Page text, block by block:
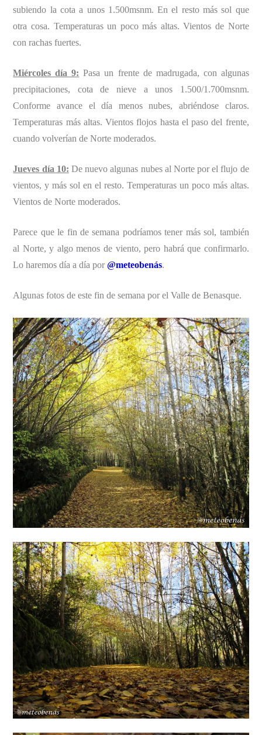
subiendo la cota a unos 1.500msnm. En el resto más sol que
otra cosa. Temperaturas un poco más altas. Vientos de Norte
con rachas fuertes.
Miércoles día 9: Pasa un frente de madrugada, con algunas
precipitaciones, cota de nieve a unos 1.500/1.700msnm.
Conforme avance el día menos nubes, abriéndose claros.
Temperaturas más altas. Vientos flojos hasta el paso del frente,
cuando volverían de Norte moderados.
Jueves día 10: De nuevo algunas nubes al Norte por el flujo de
vientos, y más sol en el resto. Temperaturas un poco más altas.
Vientos de Norte moderados.
Parece que le fin de semana podríamos tener más sol, también
al Norte, y algo menos de viento, pero habrá que confirmarlo.
Lo haremos día a día por@meteobenás.
Algunas fotos de este fin de semana por el Valle de Benasque.